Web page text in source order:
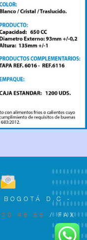
D.C -
46 55 / FAX